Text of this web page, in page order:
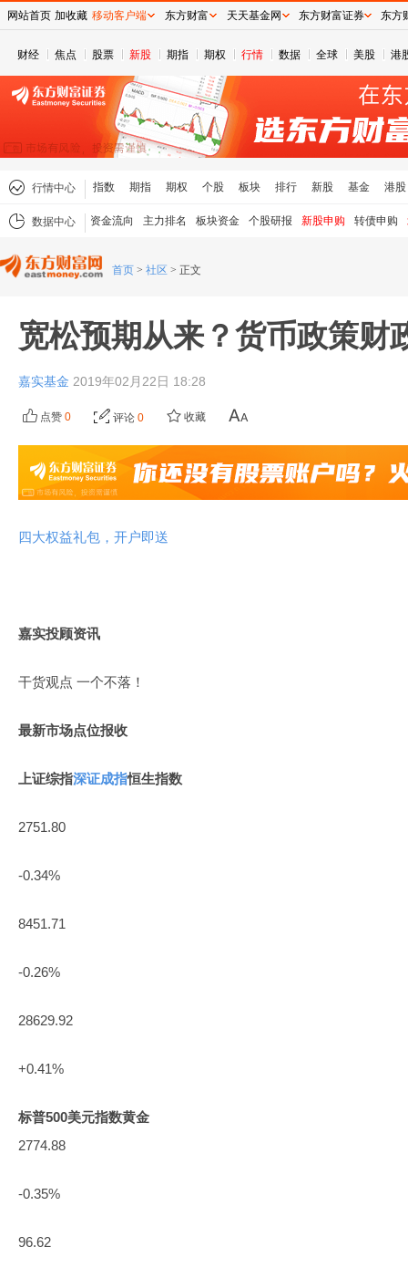
财经 焦点 股票 新股 期指 期权 行情 数据 全球 美股 港
行情中心 指数 期指 期权 个股 板块 排行 新股 基金 港股
数据中心 资金流向 主力排名 板块资金 个股研报 新股申购 转债申购
首页 > 社区 > 正文
宽松预期从来？货币政策财
嘉实基金 2019年02月22日 18:28
点赞 0 评论 0 收藏
四大权益礼包，开户即送
嘉实投顾资讯
干货观点 一个不落！
最新市场点位报收
上证综指深证成指恒生指数
2751.80
-0.34%
8451.71
-0.26%
28629.92
+0.41%
标普500美元指数黄金
2774.88
-0.35%
96.62
网站首页 加收藏 移动客户端 东方财富 天天基金网 东方财富证券 东方